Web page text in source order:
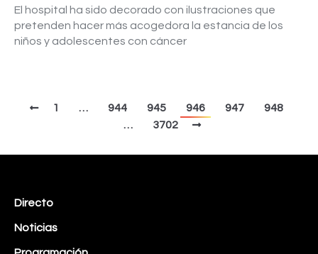
El hospital ha sido decorado con ilustraciones que
pretenden hacer más acogedora la estancia de los
niños y adolescentes con cáncer
1 … 944 945 946 947
948
…
3702
Directo
Noticias